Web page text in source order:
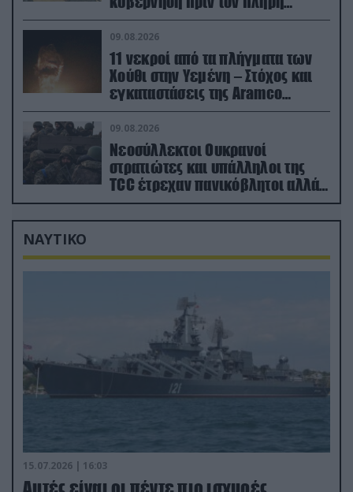
αφοπλισμό του
09.08.2026
11 νεκροί από τα πλήγματα των
Χούθι στην Υεμένη – Στόχος και
εγκαταστάσεις της Aramco
(βίντεο)
09.08.2026
Νεοσύλλεκτοι Ουκρανοί
στρατιώτες και υπάλληλοι της
TCC έτρεχαν πανικόβλητοι αλλά…
εξοντώθηκαν – Δείτε βίντεο
ΝΑΥΤΙΚΟ
15.07.2026 | 16:03